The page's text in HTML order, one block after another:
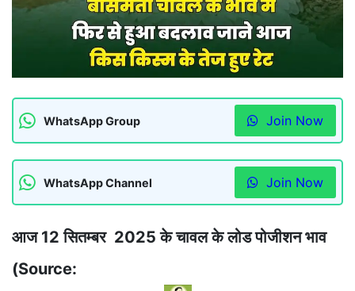
WhatsApp Group Join Now
WhatsApp Channel Join Now
आज 12 सितम्बर 2025 के चावल के लोड पोजीशन भाव
(Source: